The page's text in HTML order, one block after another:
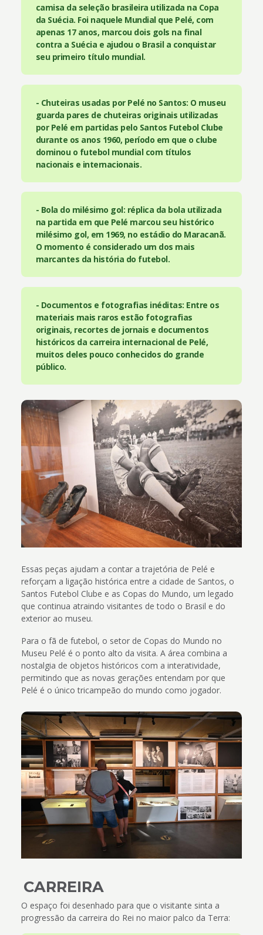
camisa da seleção brasileira utilizada na Copa
da Suécia. Foi naquele Mundial que Pelé, com
apenas 17 anos, marcou dois gols na final
contra a Suécia e ajudou o Brasil a conquistar
seu primeiro título mundial.
- Chuteiras usadas por Pelé no Santos: O museu
guarda pares de chuteiras originais utilizadas
por Pelé em partidas pelo Santos Futebol Clube
durante os anos 1960, período em que o clube
dominou o futebol mundial com títulos
nacionais e internacionais.
- Bola do milésimo gol: réplica da bola utilizada
na partida em que Pelé marcou seu histórico
milésimo gol, em 1969, no estádio do Maracanã.
O momento é considerado um dos mais
marcantes da história do futebol.
- Documentos e fotografias inéditas: Entre os
materiais mais raros estão fotografias
originais, recortes de jornais e documentos
históricos da carreira internacional de Pelé,
muitos deles pouco conhecidos do grande
público.
Essas peças ajudam a contar a trajetória de Pelé e
reforçam a ligação histórica entre a cidade de Santos, o
Santos Futebol Clube e as Copas do Mundo, um legado
que continua atraindo visitantes de todo o Brasil e do
exterior ao museu.
Para o fã de futebol, o setor de Copas do Mundo no
Museu Pelé é o ponto alto da visita. A área combina a
nostalgia de objetos históricos com a interatividade,
permitindo que as novas gerações entendam por que
Pelé é o único tricampeão do mundo como jogador.
CARREIRA
O espaço foi desenhado para que o visitante sinta a
progressão da carreira do Rei no maior palco da Terra: